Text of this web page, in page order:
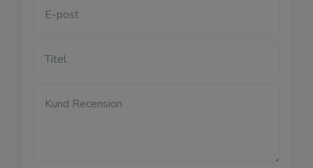
E-post
Titel
Kund Recension